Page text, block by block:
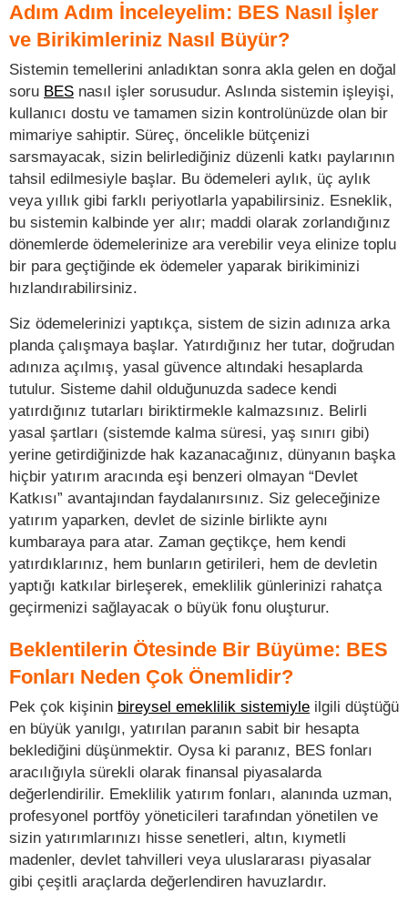
Adım Adım İnceleyelim: BES Nasıl İşler
ve Birikimleriniz Nasıl Büyür?
Sistemin temellerini anladıktan sonra akla gelen en doğal
soru BES nasıl işler sorusudur. Aslında sistemin işleyişi,
kullanıcı dostu ve tamamen sizin kontrolünüzde olan bir
mimariye sahiptir. Süreç, öncelikle bütçenizi
sarsmayacak, sizin belirlediğiniz düzenli katkı paylarının
tahsil edilmesiyle başlar. Bu ödemeleri aylık, üç aylık
veya yıllık gibi farklı periyotlarla yapabilirsiniz. Esneklik,
bu sistemin kalbinde yer alır; maddi olarak zorlandığınız
dönemlerde ödemelerinize ara verebilir veya elinize toplu
bir para geçtiğinde ek ödemeler yaparak birikiminizi
hızlandırabilirsiniz.
Siz ödemelerinizi yaptıkça, sistem de sizin adınıza arka
planda çalışmaya başlar. Yatırdığınız her tutar, doğrudan
adınıza açılmış, yasal güvence altındaki hesaplarda
tutulur. Sisteme dahil olduğunuzda sadece kendi
yatırdığınız tutarları biriktirmekle kalmazsınız. Belirli
yasal şartları (sistemde kalma süresi, yaş sınırı gibi)
yerine getirdiğinizde hak kazanacağınız, dünyanın başka
hiçbir yatırım aracında eşi benzeri olmayan “Devlet
Katkısı” avantajından faydalanırsınız. Siz geleceğinize
yatırım yaparken, devlet de sizinle birlikte aynı
kumbaraya para atar. Zaman geçtikçe, hem kendi
yatırdıklarınız, hem bunların getirileri, hem de devletin
yaptığı katkılar birleşerek, emeklilik günlerinizi rahatça
geçirmenizi sağlayacak o büyük fonu oluşturur.
Beklentilerin Ötesinde Bir Büyüme: BES
Fonları Neden Çok Önemlidir?
Pek çok kişinin bireysel emeklilik sistemiyle ilgili düştüğü
en büyük yanılgı, yatırılan paranın sabit bir hesapta
beklediğini düşünmektir. Oysa ki paranız, BES fonları
aracılığıyla sürekli olarak finansal piyasalarda
değerlendirilir. Emeklilik yatırım fonları, alanında uzman,
profesyonel portföy yöneticileri tarafından yönetilen ve
sizin yatırımlarınızı hisse senetleri, altın, kıymetli
madenler, devlet tahvilleri veya uluslararası piyasalar
gibi çeşitli araçlarda değerlendiren havuzlardır.